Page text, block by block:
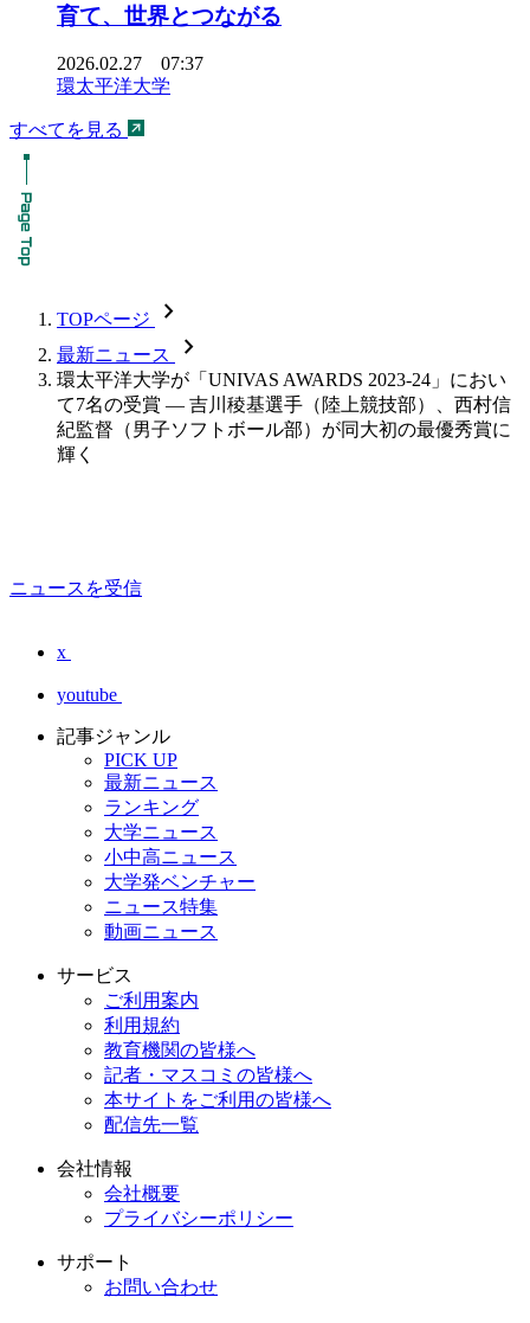
育て、世界とつながる
2026.02.27 07:37
環太平洋大学
すべてを見る
TOPページ chevron_forward
最新ニュース chevron_forward
環太平洋大学が「UNIVAS AWARDS 2023-24」におい
て7名の受賞 ― 吉川稜基選手（陸上競技部）、西村信
紀監督（男子ソフトボール部）が同大初の最優秀賞に
輝く
ニュースを受信
x
youtube
記事ジャンル
PICK UP
最新ニュース
ランキング
大学ニュース
小中高ニュース
大学発ベンチャー
ニュース特集
動画ニュース
サービス
ご利用案内
利用規約
教育機関の皆様へ
記者・マスコミの皆様へ
本サイトをご利用の皆様へ
配信先一覧
会社情報
会社概要
プライバシーポリシー
サポート
お問い合わせ